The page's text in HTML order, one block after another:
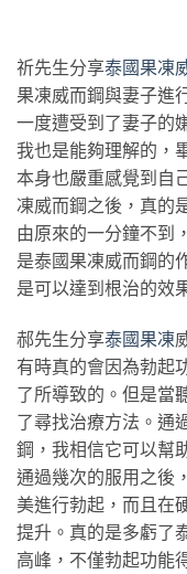
祈先生分享泰國果凍
果凍威而鋼與妻子進
一度遭受到了妻子的
我也是能夠理解的，
本身也嚴重感覺到自
凍威而鋼之後，真的
由原來的一分鐘不到
是泰國果凍威而鋼的
是可以達到根治的效
郝先生分享泰國果凍
有時真的會因為勃起
了所導致的。但是當
了尋找治療方法。通
鋼，我相信它可以幫
通過幾次的服用之後
美進行勃起，而且在
提升。真的是多虧了
高峰，不僅勃起功能